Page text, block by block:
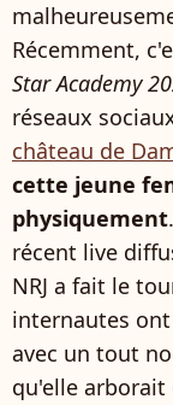
Récemment,
Star Academy
réseaux
château de
cette jeune
physiquement
récent live
NRJ a fait le
internautes
avec un tout
qu'elle arborait